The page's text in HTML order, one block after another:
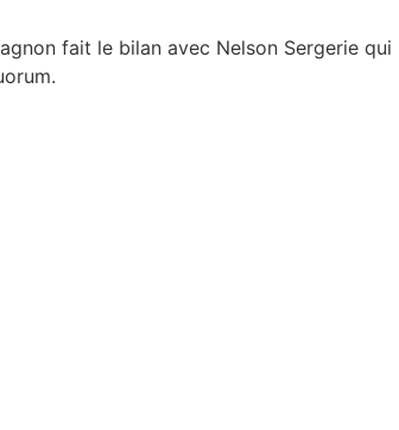
fait le bilan avec Nelson Sergerie qui